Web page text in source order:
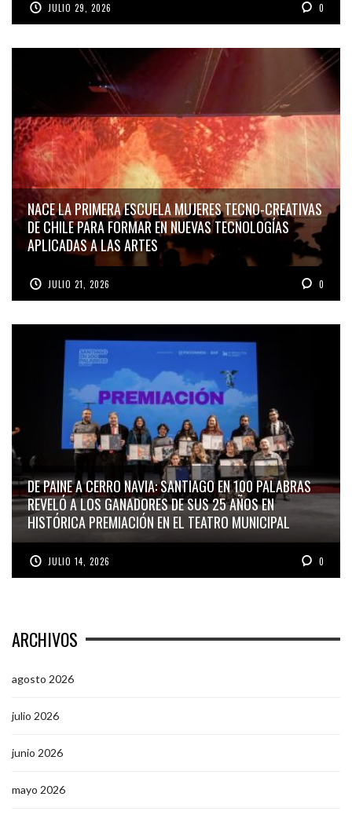
JULIO 29, 2026 0
NACE LA PRIMERA ESCUELA MUJERES TECNO-CREATIVAS
DE CHILE PARA FORMAR EN NUEVAS TECNOLOGÍAS
APLICADAS A LAS ARTES
JULIO 21, 2026 0
DE PAINE A CERRO NAVIA: SANTIAGO EN 100 PALABRAS
REVELÓ A LOS GANADORES DE SUS 25 AÑOS EN
HISTÓRICA PREMIACIÓN EN EL TEATRO MUNICIPAL
JULIO 14, 2026 0
ARCHIVOS
agosto 2026
julio 2026
junio 2026
mayo 2026